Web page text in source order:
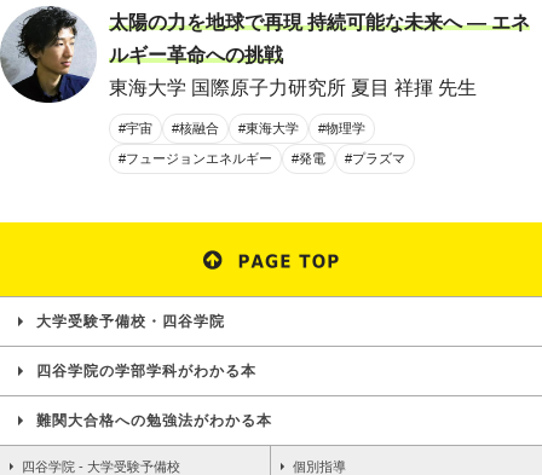
太陽の力を地球で再現 持続可能な未来へ ― エネ
ルギー革命への挑戦
東海大学 国際原子力研究所 夏目 祥揮 先生
#宇宙 #核融合 #東海大学 #物理学
#フュージョンエネルギー #発電 #プラズマ
大学受験予備校・四谷学院
四谷学院の学部学科がわかる本
難関大合格への勉強法がわかる本
四谷学院 - 大学受験予備校 個別指導